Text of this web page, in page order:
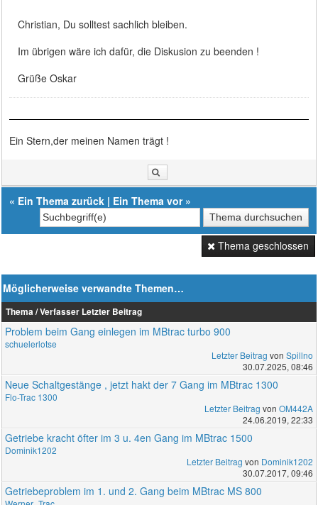
Christian, Du solltest sachlich bleiben.
Im übrigen wäre ich dafür, die Diskusion zu beenden !
Grüße Oskar
Ein Stern,der meinen Namen trägt !
« Ein Thema zurück | Ein Thema vor»
Thema geschlossen
Möglicherweise verwandte Themen…
Thema / Verfasser Letzter Beitrag
Problem beim Gang einlegen im MBtrac turbo 900
schuelerlotse
Letzter Beitrag von Spillno
30.07.2025, 08:46
Neue Schaltgestänge , jetzt hakt der 7 Gang im MBtrac 1300
Flo-Trac 1300
Letzter Beitrag von OM442A
24.06.2019, 22:33
Getriebe kracht öfter im 3 u. 4en Gang im MBtrac 1500
Dominik1202
Letzter Beitrag von Dominik1202
30.07.2017, 09:46
Getriebeproblem im 1. und 2. Gang beim MBtrac MS 800